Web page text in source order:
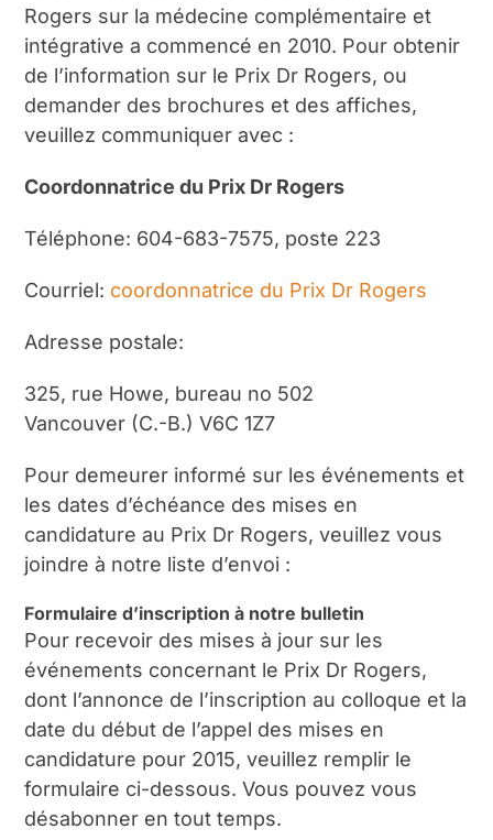
Rogers sur la médecine complémentaire et
intégrative a commencé en 2010. Pour obtenir
de l’information sur le Prix Dr Rogers, ou
demander des brochures et des affiches,
veuillez communiquer avec :
Coordonnatrice du Prix Dr Rogers
Téléphone: 604-683-7575, poste 223
Courriel: coordonnatrice du Prix Dr Rogers
Adresse postale:
325, rue Howe, bureau no 502
Vancouver (C.-B.) V6C 1Z7
Pour demeurer informé sur les événements et
les dates d’échéance des mises en
candidature au Prix Dr Rogers, veuillez vous
joindre à notre liste d’envoi :
Formulaire d’inscription à notre bulletin
Pour recevoir des mises à jour sur les
événements concernant le Prix Dr Rogers,
dont l’annonce de l’inscription au colloque et la
date du début de l’appel des mises en
candidature pour 2015, veuillez remplir le
formulaire ci-dessous. Vous pouvez vous
désabonner en tout temps.